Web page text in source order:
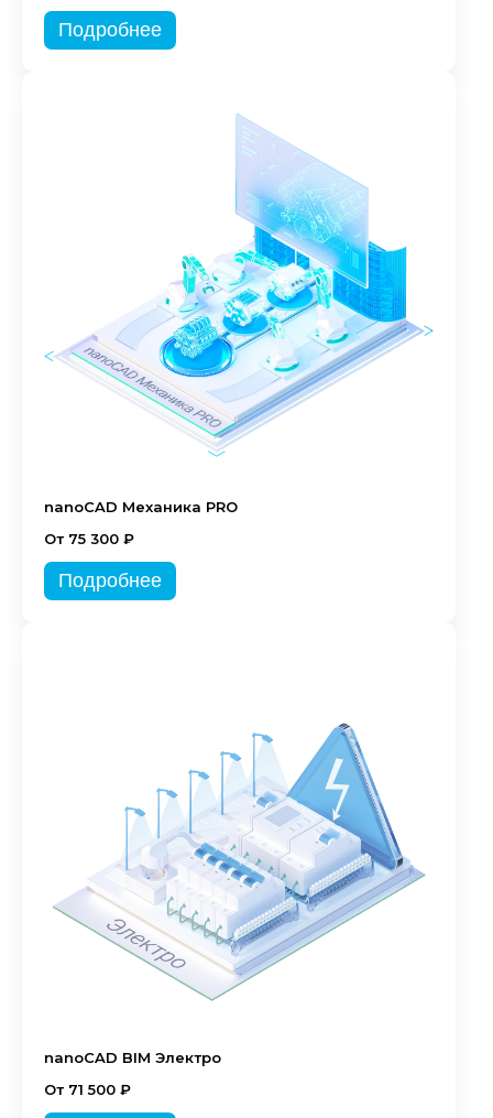
Подробнее
nanoCAD Механика PRO
От 75 300 ₽
Подробнее
nanoCAD BIM Электро
От 71 500 ₽